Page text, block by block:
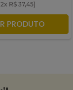
2x R$ 37,45)
À SACOLA
PRODUTO